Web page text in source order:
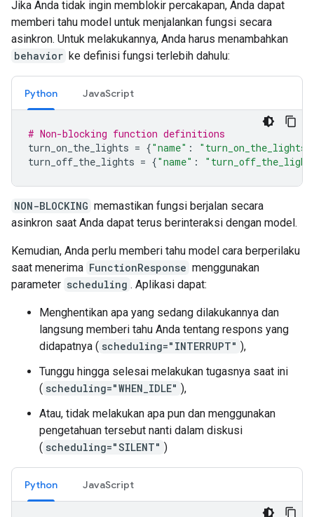
Jika Anda tidak ingin memblokir percakapan, Anda dapat
memberi tahu model untuk menjalankan fungsi secara
asinkron. Untuk melakukannya, Anda harus menambahkan
behavior ke definisi fungsi terlebih dahulu:
Python JavaScript
# Non-blocking function definitions
turn_on_the_lights = {"name" : "turn_on_the_lights"
turn_off_the_lights = {"name" :
NON-BLOCKING memastikan fungsi berjalan secara
asinkron saat Anda dapat terus berinteraksi dengan model.
Kemudian, Anda perlu memberi tahu model cara berperilaku
saat menerima FunctionResponse menggunakan
parameter scheduling . Aplikasi dapat:
Menghentikan apa yang sedang dilakukannya dan
langsung memberi tahu Anda tentang respons yang
didapatnya ( scheduling="INTERRUPT" ),
Tunggu hingga selesai melakukan tugasnya saat ini
( scheduling="WHEN_IDLE" ),
Atau, tidak melakukan apa pun dan menggunakan
pengetahuan tersebut nanti dalam diskusi
( scheduling="SILENT" )
Python JavaScript